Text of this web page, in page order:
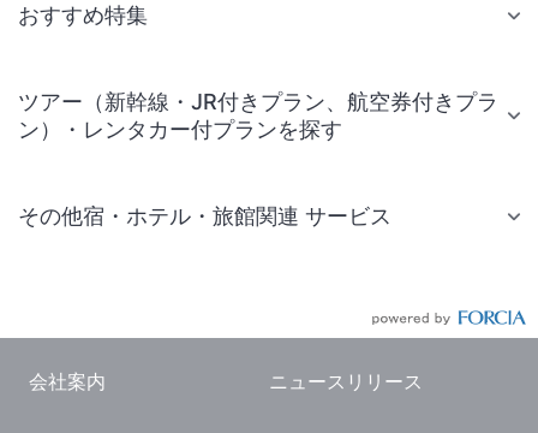
おすすめ特集
ツアー（新幹線・JR付きプラン、航空券付きプラ
ン）・レンタカー付プランを探す
その他宿・ホテル・旅館関連 サービス
会社案内 ニュースリリース